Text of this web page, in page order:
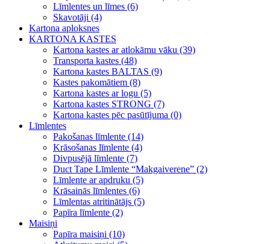
Līmlentes un līmes (6)
Skavotāji (4)
Kartona aploksnes
KARTONA KASTES
Kartona kastes ar atlokāmu vāku (39)
Transporta kastes (48)
Kartona kastes BALTAS (9)
Kastes pakomātiem (8)
Kartona kastes ar logu (5)
Kartona kastes STRONG (7)
Kartona kastes pēc pasūtījuma (0)
Līmlentes
Pakošanas līmlente (14)
Krāsošanas līmlente (4)
Divpusējā līmlente (7)
Duct Tape Līmlente “Makgaiverene” (2)
Līmlente ar apdruku (5)
Krāsainās līmlentes (6)
Līmlentas atritinātājs (5)
Papīra līmlente (2)
Maisiņi
Papīra maisiņi (10)